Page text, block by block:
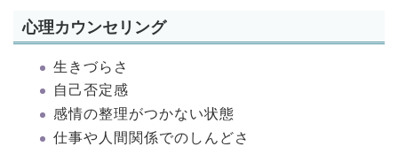
心理カウンセリング
生きづらさ
自己否定感
感情の整理がつかない状態
仕事や人間関係でのしんどさ